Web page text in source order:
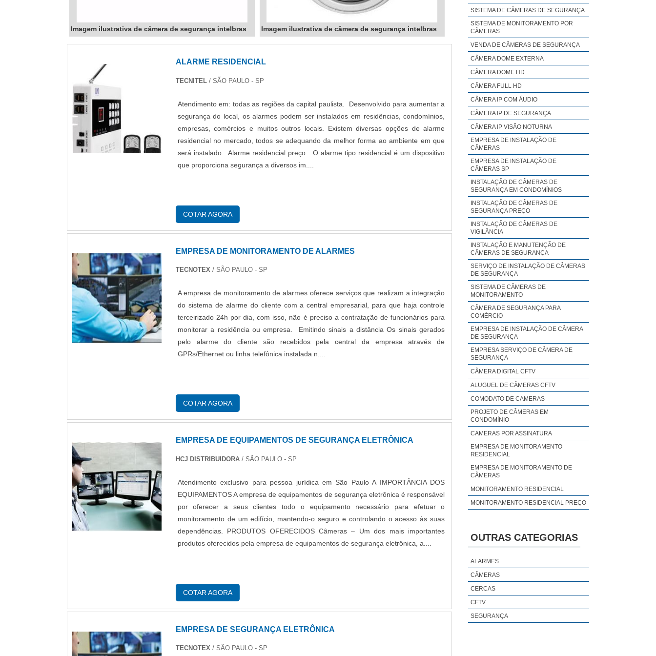
Imagem ilustrativa de câmera de segurança intelbras Imagem ilustrativa de câmera de segurança intelbras
ALARME RESIDENCIAL
TECNITEL/ SÃO PAULO - SP
Atendimento em: todas as regiões da capital paulista. Desenvolvido para aumentar a
segurança do local, os alarmes podem ser instalados em residências, condomínios,
empresas, comércios e muitos outros locais. Existem diversas opções de alarme
residencial no mercado, todos se adequando da melhor forma ao ambiente em que
será instalado. Alarme residencial preço O alarme tipo residencial é um dispositivo
que proporciona segurança a diversos im....
COTAR AGORA
EMPRESA DE MONITORAMENTO DE ALARMES
TECNOTEX/ SÃO PAULO - SP
A empresa de monitoramento de alarmes oferece serviços que realizam a integração
do sistema de alarme do cliente com a central empresarial, para que haja controle
terceirizado 24h por dia, com isso, não é preciso a contratação de funcionários para
monitorar a residência ou empresa. Emitindo sinais a distância Os sinais gerados
pelo alarme do cliente são recebidos pela central da empresa através de
GPRs/Ethernet ou linha telefônica instalada n....
COTAR AGORA
EMPRESA DE EQUIPAMENTOS DE SEGURANÇA ELETRÔNICA
HCJ DISTRIBUIDORA/ SÃO PAULO - SP
Atendimento exclusivo para pessoa jurídica em São Paulo A IMPORTÂNCIA DOS
EQUIPAMENTOS A empresa de equipamentos de segurança eletrônica é responsável
por oferecer a seus clientes todo o equipamento necessário para efetuar o
monitoramento de um edifício, mantendo-o seguro e controlando o acesso às suas
dependências. PRODUTOS OFERECIDOS Câmeras – Um dos mais importantes
produtos oferecidos pela empresa de equipamentos de segurança eletrônica, a....
COTAR AGORA
EMPRESA DE SEGURANÇA ELETRÔNICA
TECNOTEX/ SÃO PAULO - SP
SISTEMA DE CÂMERAS DE SEGURANÇA
SISTEMA DE MONITORAMENTO POR
CÂMERAS
VENDA DE CÂMERAS DE SEGURANÇA
CÂMERA DOME EXTERNA
CÂMERA DOME HD
CÂMERA FULL HD
CÂMERA IP COM ÁUDIO
CÂMERA IP DE SEGURANÇA
CÂMERA IP VISÃO NOTURNA
EMPRESA DE INSTALAÇÃO DE
CÂMERAS
EMPRESA DE INSTALAÇÃO DE
CÂMERAS SP
INSTALAÇÃO DE CÂMERAS DE
SEGURANÇA EM CONDOMÍNIOS
INSTALAÇÃO DE CÂMERAS DE
SEGURANÇA PREÇO
INSTALAÇÃO DE CÂMERAS DE
VIGILÂNCIA
INSTALAÇÃO E MANUTENÇÃO DE
CÂMERAS DE SEGURANÇA
SERVIÇO DE INSTALAÇÃO DE CÂMERAS
DE SEGURANÇA
SISTEMA DE CÂMERAS DE
MONITORAMENTO
CÂMERA DE SEGURANÇA PARA
COMÉRCIO
EMPRESA DE INSTALAÇÃO DE CÂMERA
DE SEGURANÇA
EMPRESA SERVIÇO DE CÂMERA DE
SEGURANÇA
CÂMERA DIGITAL CFTV
ALUGUEL DE CÂMERAS CFTV
COMODATO DE CAMERAS
PROJETO DE CÂMERAS EM
CONDOMÍNIO
CAMERAS POR ASSINATURA
EMPRESA DE MONITORAMENTO
RESIDENCIAL
EMPRESA DE MONITORAMENTO DE
CÂMERAS
MONITORAMENTO RESIDENCIAL
MONITORAMENTO RESIDENCIAL PREÇO
OUTRAS CATEGORIAS
ALARMES
CÂMERAS
CERCAS
CFTV
SEGURANÇA